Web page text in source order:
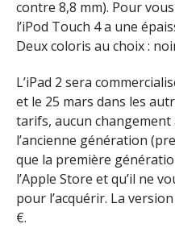
contre 8,8 mm). Pour
l’iPod Touch 4 a une
Deux coloris au choix :
L’iPad 2 sera
et le 25 mars dans les
tarifs, aucun
l’ancienne génération
que la première
l’Apple Store et qu’il ne
pour l’acquérir. La
€.